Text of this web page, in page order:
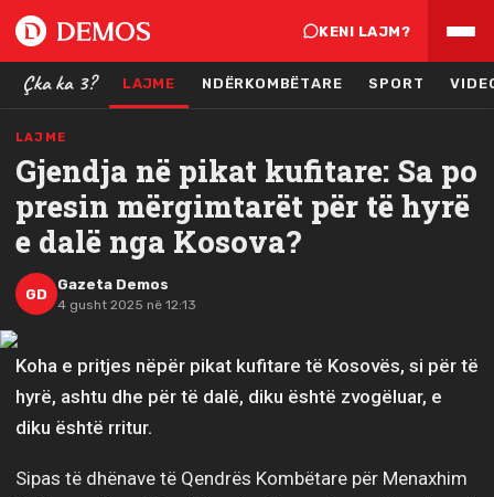
KENI LAJM?
Çka ka 3? LAJME NDËRKOMBËTARE SPORT
LAJME
Gjendja në pikat kufitare: Sa po
presin mërgimtarët për të hyrë
e dalë nga Kosova?
GD
Gazeta Demos
4 gusht 2025 në 12:13
Koha e pritjes nëpër pikat kufitare të Kosovës, si për të
hyrë, ashtu dhe për të dalë, diku është zvogëluar, e
diku është rritur.
Sipas të dhënave të Qendrës Kombëtare për Menaxhim